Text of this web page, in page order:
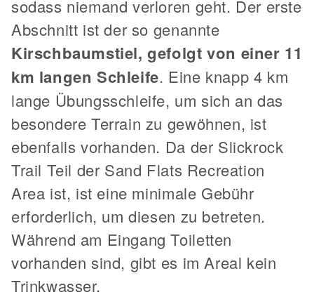
sodass niemand verloren geht. Der erste
Abschnitt ist der so genannte
Kirschbaumstiel, gefolgt von einer 11
km langen Schleife. Eine knapp 4 km
lange Übungsschleife, um sich an das
besondere Terrain zu gewöhnen, ist
ebenfalls vorhanden. Da der Slickrock
Trail Teil der Sand Flats Recreation
Area ist, ist eine minimale Gebühr
erforderlich, um diesen zu betreten.
Während am Eingang Toiletten
vorhanden sind, gibt es im Areal kein
Trinkwasser.